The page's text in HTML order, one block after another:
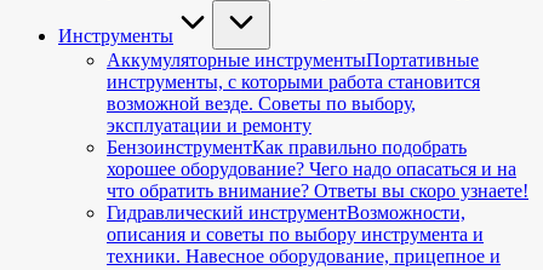
Инструменты
Аккумуляторные инструментыПортативные
инструменты, с которыми работа становится
возможной везде. Советы по выбору,
эксплуатации и ремонту
БензоинструментКак правильно подобрать
хорошее оборудование? Чего надо опасаться и на
что обратить внимание? Ответы вы скоро узнаете!
Гидравлический инструментВозможности,
описания и советы по выбору инструмента и
техники. Навесное оборудование, прицепное и